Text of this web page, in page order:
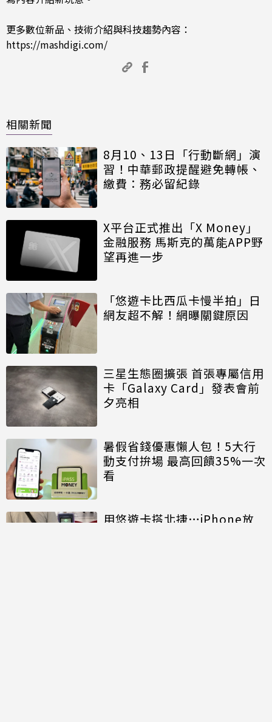
更多數位新品、技術介紹與科技趨勢內容：
https://mashdigi.com/
相關新聞
8月10、13日「行動斷網」演
習！中華郵政提醒避免轉帳、
繳費：務必留紀錄
X平台正式推出「X Money」
金融服務 馬斯克的萬能APP野
望再進一步
「悠遊卡比西瓜卡慢半拍」日
網友超不解！網曝關鍵原因
三星生態圈擴張 首張專屬信用
卡「Galaxy Card」發表會前
夕亮相
暑假省錢優惠懶人包！5大行
動支付拚場 最高回饋35%一次
看
用悠遊卡搭北捷…iPhone放